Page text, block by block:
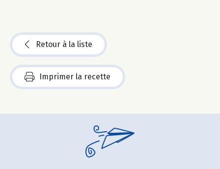
Retour à la liste
Imprimer la recette